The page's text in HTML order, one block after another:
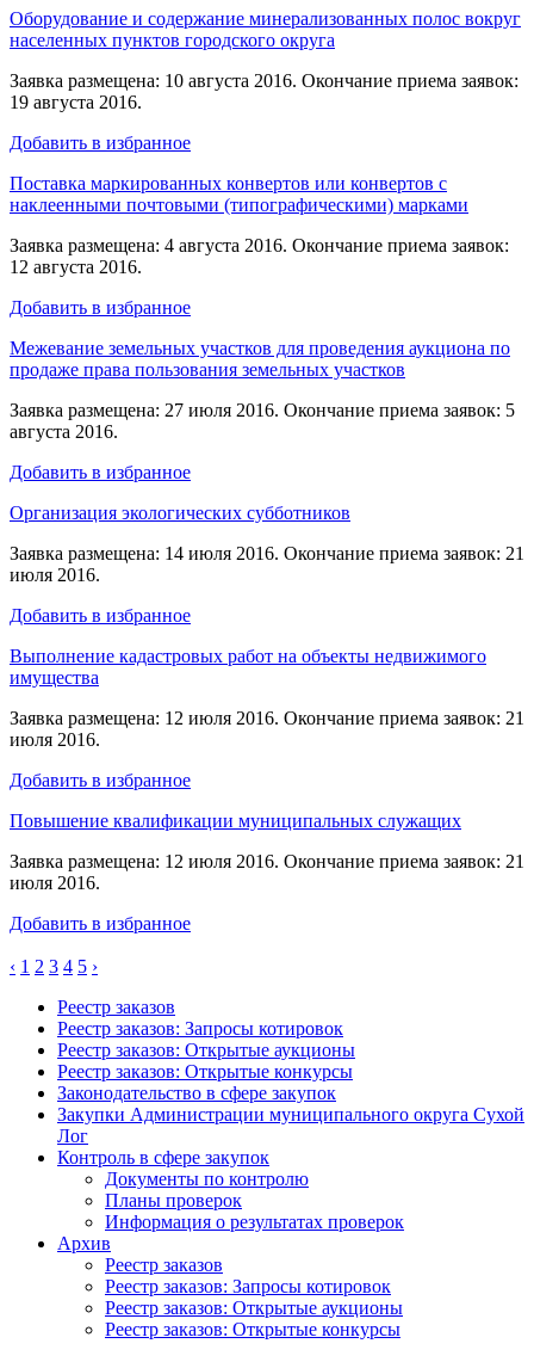
Оборудование и содержание минерализованных полос вокруг
населенных пунктов городского округа
Заявка размещена: 10 августа 2016. Окончание приема заявок:
19 августа 2016.
Добавить в избранное
Поставка маркированных конвертов или конвертов с
наклеенными почтовыми (типографическими) марками
Заявка размещена: 4 августа 2016. Окончание приема заявок:
12 августа 2016.
Добавить в избранное
Межевание земельных участков для проведения аукциона по
продаже права пользования земельных участков
Заявка размещена: 27 июля 2016. Окончание приема заявок: 5
августа 2016.
Добавить в избранное
Организация экологических субботников
Заявка размещена: 14 июля 2016. Окончание приема заявок: 21
июля 2016.
Добавить в избранное
Выполнение кадастровых работ на объекты недвижимого
имущества
Заявка размещена: 12 июля 2016. Окончание приема заявок: 21
июля 2016.
Добавить в избранное
Повышение квалификации муниципальных служащих
Заявка размещена: 12 июля 2016. Окончание приема заявок: 21
июля 2016.
Добавить в избранное
‹ 1 2 3 4 5 ›
Реестр заказов
Реестр заказов: Запросы котировок
Реестр заказов: Открытые аукционы
Реестр заказов: Открытые конкурсы
Законодательство в сфере закупок
Закупки Администрации муниципального округа Сухой
Лог
Контроль в сфере закупок
Документы по контролю
Планы проверок
Информация о результатах проверок
Архив
Реестр заказов
Реестр заказов: Запросы котировок
Реестр заказов: Открытые аукционы
Реестр заказов: Открытые конкурсы